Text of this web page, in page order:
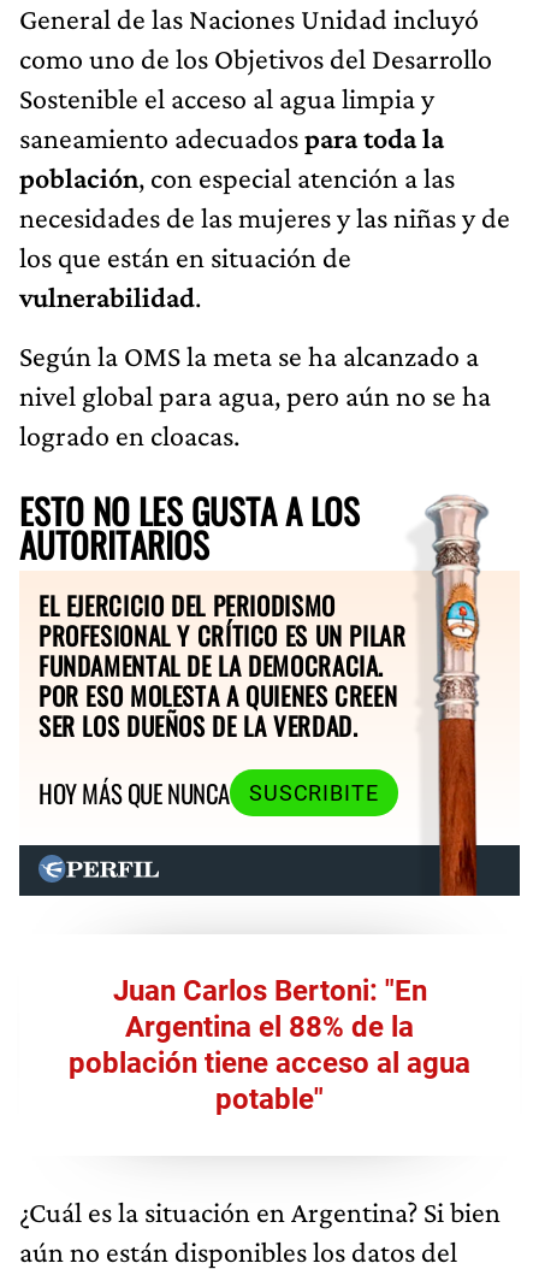
General de las Naciones Unidad incluyó
como uno de los Objetivos del Desarrollo
Sostenible el acceso al agua limpia y
saneamiento adecuadospara toda la
población, con especial atención a las
necesidades de las mujeres y las niñas y de
los que están en situación de
vulnerabilidad.
Según la OMS la meta se ha alcanzado a
nivel global para agua, pero aún no se ha
logrado en cloacas.
ESTO NO LES GUSTA A LOS
AUTORITARIOS
EL EJERCICIO DEL PERIODISMO
PROFESIONAL Y CRÍTICO ES UN PILAR
FUNDAMENTAL DE LA DEMOCRACIA.
POR ESO MOLESTA A QUIENES CREEN
SER LOS DUEÑOS DE LA VERDAD.
HOY MÁS QUE NUNCA
SUSCRIBITE
Juan Carlos Bertoni: "En
Argentina el 88% de la
población tiene acceso al agua
potable"
¿Cuál es la situación en Argentina? Si bien
aún no están disponibles los datos del